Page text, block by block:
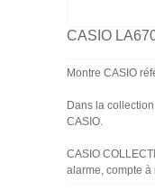
CASIO
Montre CASIO
Dans la
CASIO.
CASIO
alarme, compte à